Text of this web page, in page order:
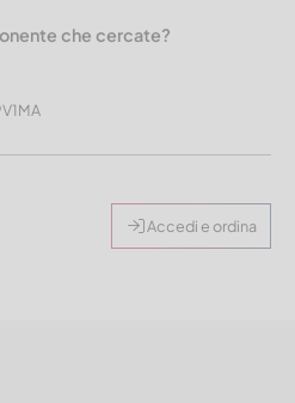
che cercate?
Accedi e ordina